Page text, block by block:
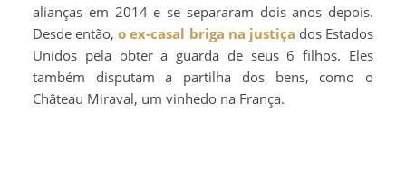
alianças em 2014 e se separaram dois anos depois.
Desde então,o ex-casal briga na justiça dos Estados
Unidos pela obter a guarda de seus 6 filhos. Eles
também disputam a partilha dos bens, como o
Château Miraval, um vinhedo na França.